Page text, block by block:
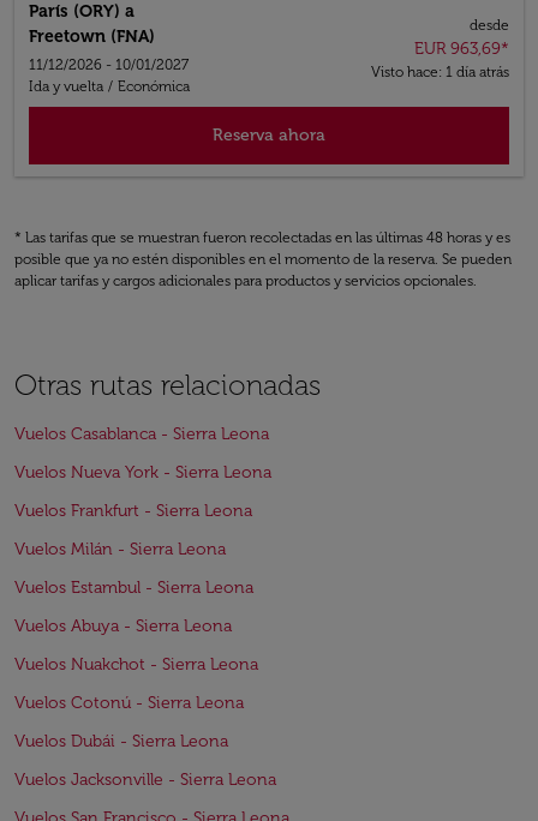
París (ORY) a
Freetown (FNA)
11/12/2026 - 10/01/2027
Ida y vuelta / Económica
desde
EUR 963,69*
Visto hace: 1 día atrás
Reserva ahora
* Las tarifas que se muestran fueron recolectadas en las últimas 48 horas y es
posible que ya no estén disponibles en el momento de la reserva. Se pueden
aplicar tarifas y cargos adicionales para productos y servicios opcionales.
Otras rutas relacionadas
Vuelos Casablanca - Sierra Leona
Vuelos Nueva York - Sierra Leona
Vuelos Frankfurt - Sierra Leona
Vuelos Milán - Sierra Leona
Vuelos Estambul - Sierra Leona
Vuelos Abuya - Sierra Leona
Vuelos Nuakchot - Sierra Leona
Vuelos Cotonú - Sierra Leona
Vuelos Dubái - Sierra Leona
Vuelos Jacksonville - Sierra Leona